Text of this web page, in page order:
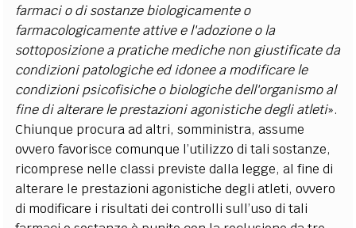
farmaci o di sostanze biologicamente o
farmacologicamente attive e l'adozione o la
sottoposizione a pratiche mediche non giustificate da
condizioni patologiche ed idonee a modificare le
condizioni psicofisiche o biologiche dell'organismo al
fine di alterare le prestazioni agonistiche degli atleti».
Chiunque procura ad altri, somministra, assume
ovvero favorisce comunque l’utilizzo di tali sostanze,
ricomprese nelle classi previste dalla legge, al fine di
alterare le prestazioni agonistiche degli atleti, ovvero
di modificare i risultati dei controlli sull’uso di tali